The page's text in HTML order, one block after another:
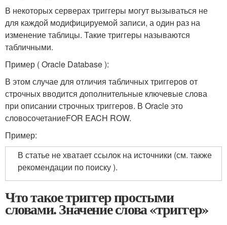
В некоторых серверах триггеры могут вызываться не
для каждой модифицируемой записи, а один раз на
изменение таблицы. Такие триггеры называются
табличными.
Пример ( Oracle Database ):
В этом случае для отличия табличных триггеров от
строчных вводится дополнительные ключевые слова
при описании строчных триггеров. В Oracle это
словосочетаниеFOR EACH ROW.
Пример:
В статье не хватает ссылок на источники (см. также
рекомендации по поиску ).
Что такое триггер простыми
словами. Значение слова «триггер»